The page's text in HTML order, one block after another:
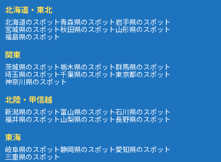
北海道・東北
北海道のスポット青森県のスポット岩手県のスポット
宮城県のスポット秋田県のスポット山形県のスポット
福島県のスポット
関東
茨城県のスポット栃木県のスポット群馬県のスポット
埼玉県のスポット千葉県のスポット東京都のスポット
神奈川県のスポット
北陸・甲信越
新潟県のスポット富山県のスポット石川県のスポット
福井県のスポット山梨県のスポット長野県のスポット
東海
岐阜県のスポット静岡県のスポット愛知県のスポット
三重県のスポット